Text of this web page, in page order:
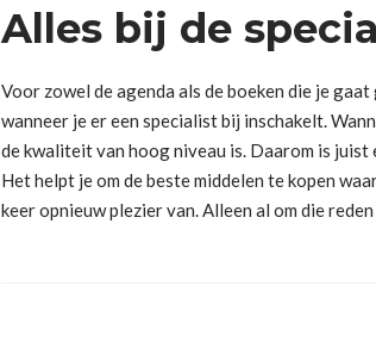
Alles bij de
Voor zowel de agenda als de boeken die je
wanneer je er een specialist bij inschakelt.
de kwaliteit van hoog niveau is. Daarom is juist
Het helpt je om de beste middelen te kopen
keer opnieuw plezier van. Alleen al om die